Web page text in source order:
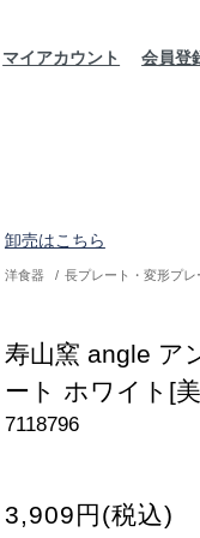
マイアカウント 会員登
卸売はこちら
洋食器 / 長プレート・変形プレ
寿山窯 angle ア
ート ホワイト[
7118796
3,909円(税込)